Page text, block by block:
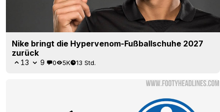
Nike bringt die Hypervenom-Fußballschuhe 2027
zurück
13 9 0 5K 13 Std.